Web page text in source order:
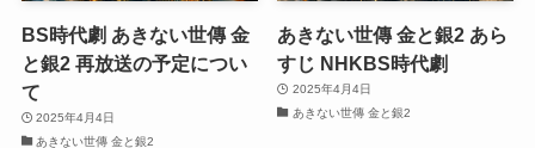
BS時代劇 あきない世傳 金
と銀2 再放送の予定につい
て
2025年4月4日
あきない世傳 金と銀2
あきない世傳 金と銀2 あら
すじ NHKBS時代劇
2025年4月4日
あきない世傳 金と銀2